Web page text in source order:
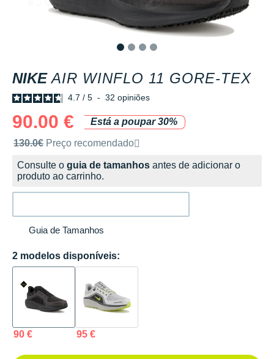
NIKE AIR WINFLO 11 GORE-TEX
4.7 / 5 - 32 opiniões
90.00 €
Está a poupar 30%
Preço de venda recomendado pela marca
130.0€ Preço recomendado
Consulte o guia de tamanhos antes de adicionar o
produto ao carrinho.
Guia de Tamanhos
2 modelos disponíveis:
90 € 95 €